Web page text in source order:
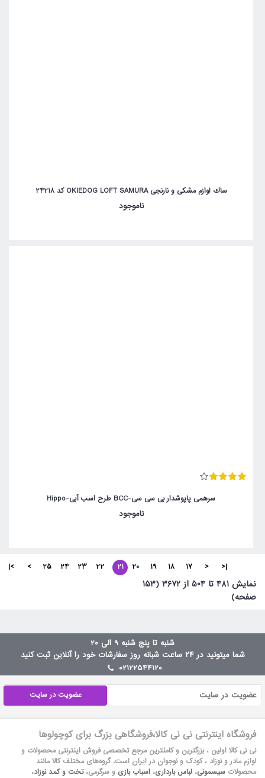
ساك لوازم مشکی و نارنجی OKIEDOG LOFT SAMURA کد 24218
ناموجود
سرهمی پاپوشدار بی سی سی-BCC طرح اسب آبی-Hippo
ناموجود
|<
<
17
18
19
20
21
22
23
24
25
>
>|
نمايش 481 تا 504 از 3672 (153
صفحه)
شنبه تا پنج شنبه 9 الی 20
شما میتونید در ۲۴ ساعت شبانه روز سفارشات خود را آنلاین ثبت کنید
02122544120
عضویت در سایت
فروشگاه اینترنتی نی نی کالا،فروشگاهی بزرگ برای کوچولوها
نی نی کالا اولین ، بزرگترین و کاملترین مرجع تخصصی فروش اینترنتی محصولات و
لوازم مادر و نوزاد ، کودک و نوجوان در ایران است. گروه‏‏‌های مختلف کالا مانند
محصولات سیسمونی، لباس بارداری، اسباب بازی و سرگرمی،تخت و کمد نوزاد،